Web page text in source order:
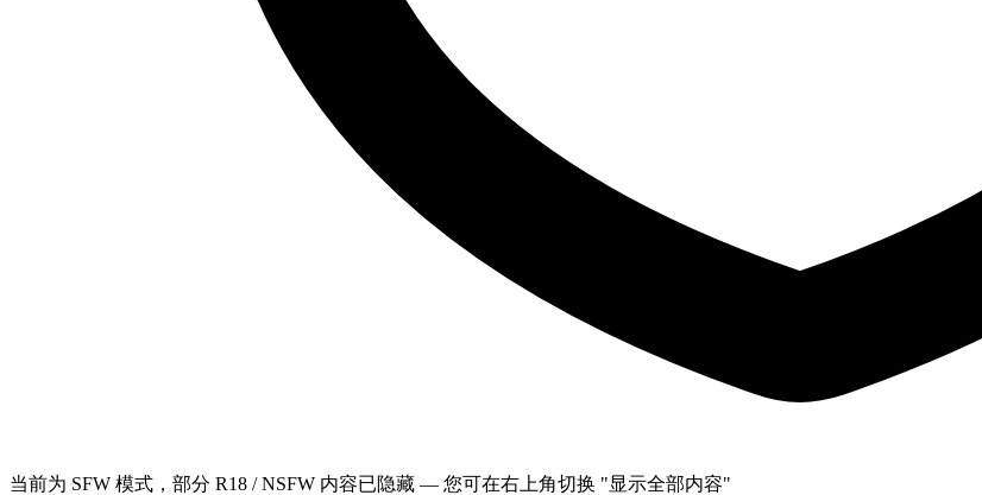
当前为 SFW 模式，部分 R18 / NSFW 内容已隐藏 — 您可在右上角切换 "显示全部内容"